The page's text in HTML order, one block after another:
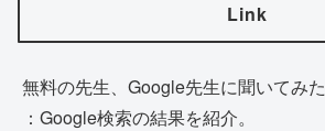
Link
無料の先生、Google先生に聞いてみた
：Google検索の結果を紹介。